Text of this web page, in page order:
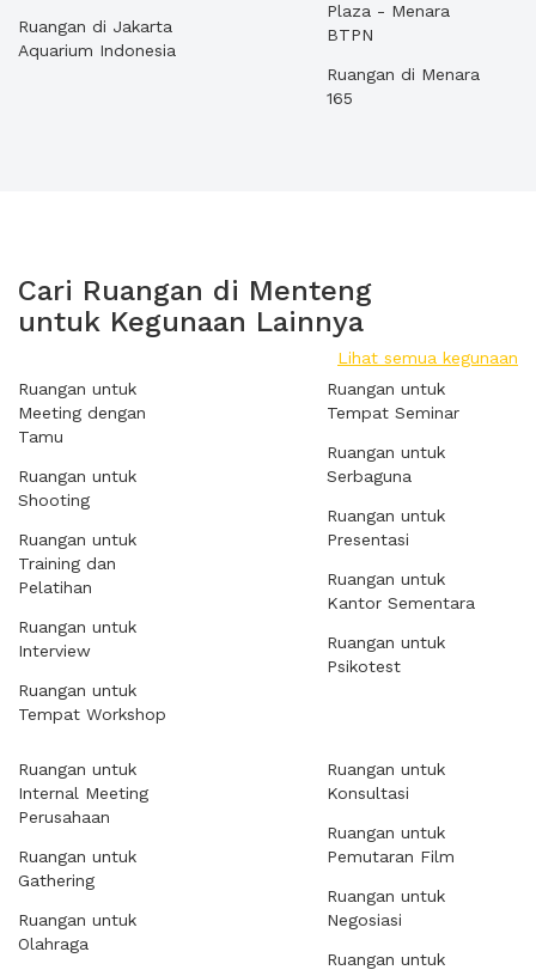
Ruangan di Jakarta
Aquarium Indonesia
Plaza - Menara
BTPN
Ruangan di Menara
165
Cari Ruangan di Menteng
untuk Kegunaan Lainnya
Lihat semua kegunaan
Ruangan untuk
Meeting dengan
Tamu
Ruangan untuk
Shooting
Ruangan untuk
Training dan
Pelatihan
Ruangan untuk
Interview
Ruangan untuk
Tempat Workshop
Ruangan untuk
Tempat Seminar
Ruangan untuk
Serbaguna
Ruangan untuk
Presentasi
Ruangan untuk
Kantor Sementara
Ruangan untuk
Psikotest
Ruangan untuk
Internal Meeting
Perusahaan
Ruangan untuk
Gathering
Ruangan untuk
Olahraga
Ruangan untuk
Konsultasi
Ruangan untuk
Pemutaran Film
Ruangan untuk
Negosiasi
Ruangan untuk